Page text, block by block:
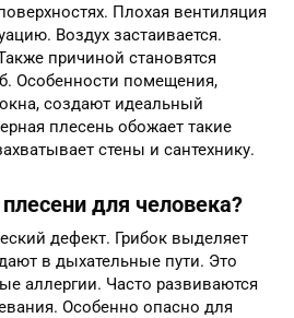
Плохая вентиляция
Воздух застаивается.
причиной становятся
Особенности помещения,
создают идеальный
плесень обожает такие
стены и сантехнику.
для человека?
дефект. Грибок выделяет
в дыхательные пути. Это
аллергии. Часто развиваются
Особенно опасно для